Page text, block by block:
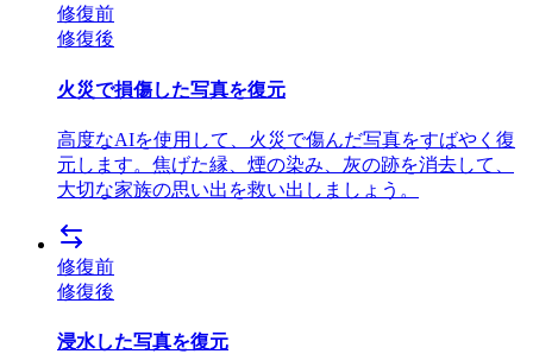
修復前
修復後
火災で損傷した写真を復元
高度なAIを使用して、火災で傷んだ写真をすばやく復
元します。焦げた縁、煙の染み、灰の跡を消去して、
大切な家族の思い出を救い出しましょう。
修復前
修復後
浸水した写真を復元